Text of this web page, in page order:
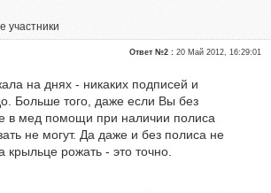
участники
10
Ответ №2 :20 Май 2012, 16:29:01
на днях - никаких подписей и
Больше того, даже если Вы без
в мед помощи при наличии полиса
не могут. Да даже и без полиса не
крыльце рожать - это точно.